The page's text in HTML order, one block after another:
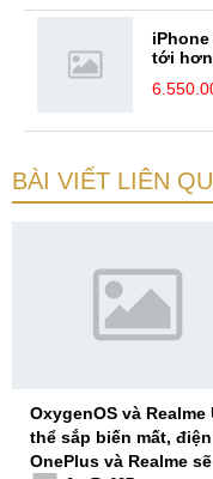
iPhone
tới hơn
BÀI VIẾT LIÊN
OxygenOS và Realme
thể sắp biến mất,
OnePlus và Realme